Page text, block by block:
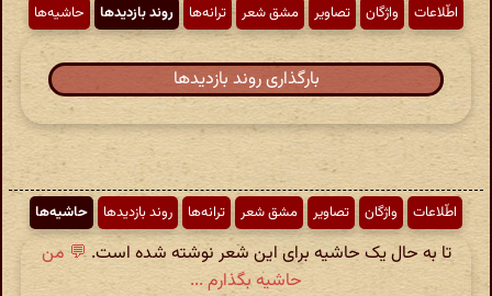
اطّلاعات واژگان تصاویر مشق شعر ترانه‌ها روند بازدیدها حاشیه‌ها
بارگذاری روند بازدیدها
اطّلاعات واژگان تصاویر مشق شعر ترانه‌ها روند بازدیدها حاشیه‌ها
تا به حال یک حاشیه برای این شعر نوشته شده است.💬 من
حاشیه بگذارم ...